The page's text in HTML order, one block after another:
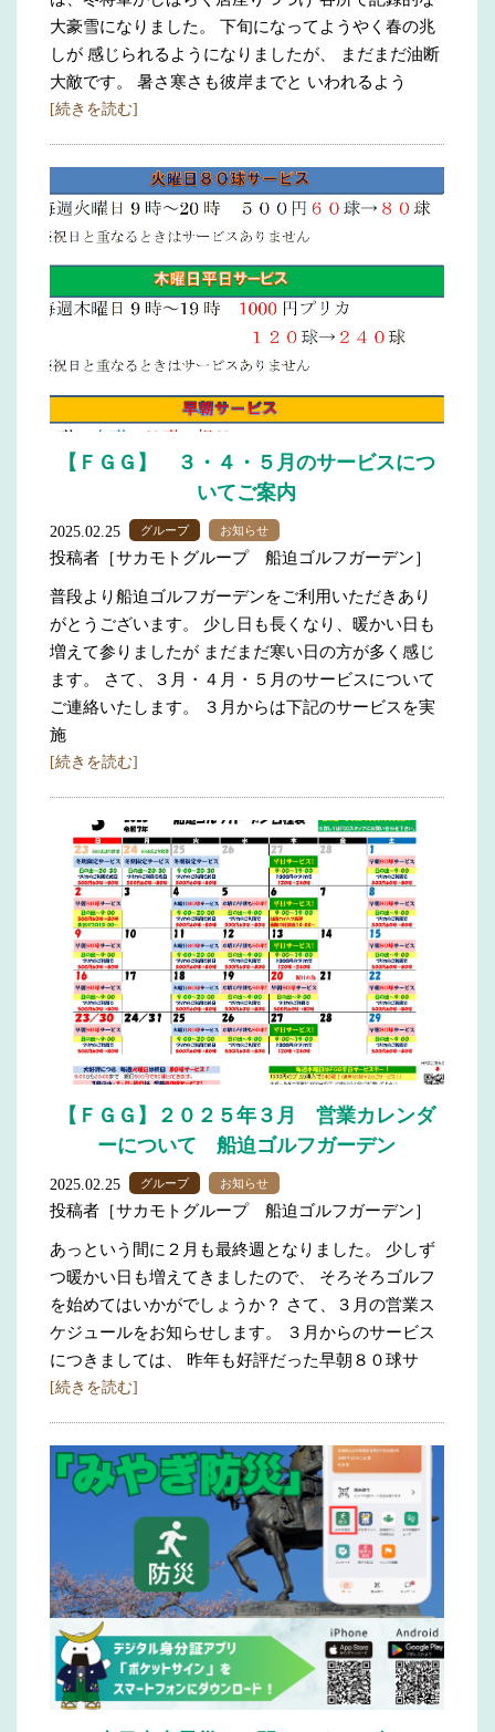
大豪雪になりました。 下旬になってようやく春の兆
しが 感じられるようになりましたが、 まだまだ油断
大敵です。 暑さ寒さも彼岸までと いわれるよう
[続きを読む]
【ＦＧＧ】 ３・４・５月のサービスにつ
いてご案内
2025.02.25 グループ お知らせ
投稿者［サカモトグループ 船迫ゴルフガーデン］
普段より船迫ゴルフガーデンをご利用いただきあり
がとうございます。 少し日も長くなり、暖かい日も
増えて参りましたが まだまだ寒い日の方が多く感じ
ます。 さて、３月・４月・５月のサービスについて
ご連絡いたします。 ３月からは下記のサービスを実
施
[続きを読む]
【ＦＧＧ】２０２５年３月 営業カレンダ
ーについて 船迫ゴルフガーデン
2025.02.25 グループ お知らせ
投稿者［サカモトグループ 船迫ゴルフガーデン］
あっという間に２月も最終週となりました。 少しず
つ暖かい日も増えてきましたので、 そろそろゴルフ
を始めてはいかがでしょうか？ さて、３月の営業ス
ケジュールをお知らせします。 ３月からのサービス
につきましては、 昨年も好評だった早朝８０球サ
[続きを読む]